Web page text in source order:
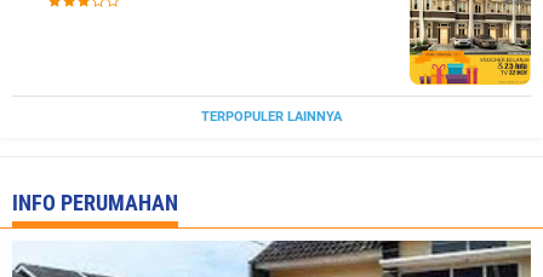
TERPOPULER LAINNYA
INFO PERUMAHAN